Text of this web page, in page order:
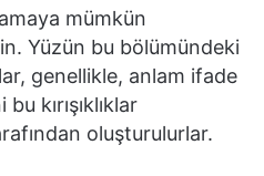
mümkün
Yüzün bu bölümündeki
genellikle, anlam ifade
bu kırışıklıklar
oluşturulurlar.